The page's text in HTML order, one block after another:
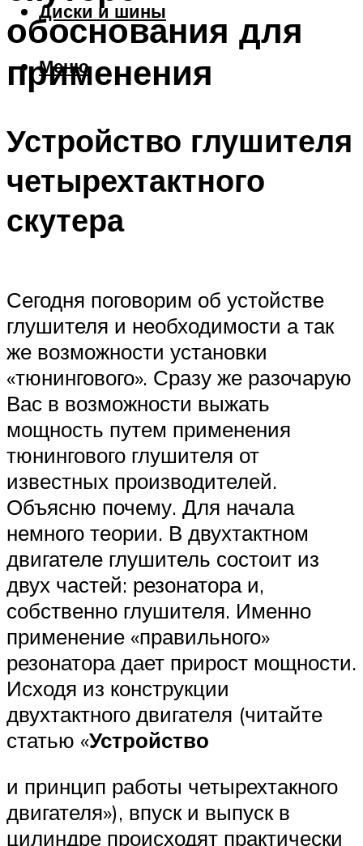
Диски и шины
Меню
обоснования для
применения
Устройство глушителя
четырехтактного
скутера
Сегодня поговорим об устойстве
глушителя и необходимости а так
же возможности установки
«тюнингового». Сразу же разочарую
Вас в возможности выжать
мощность путем применения
тюнингового глушителя от
известных производителей.
Объясню почему. Для начала
немного теории. В двухтактном
двигателе глушитель состоит из
двух частей: резонатора и,
собственно глушителя. Именно
применение «правильного»
резонатора дает прирост мощности.
Исходя из конструкции
двухтактного двигателя (читайте
статью «Устройство
и принцип работы четырехтакного
двигателя»), впуск и выпуск в
цилиндре происходят практически